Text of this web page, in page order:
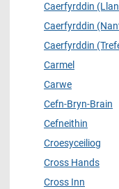
Caerfyrddin
Caerfyrddin
Caerfyrddin
Carmel
Carwe
Cefn-Bryn-Brain
Cefneithin
Croesyceiliog
Cross Hands
Cross Inn